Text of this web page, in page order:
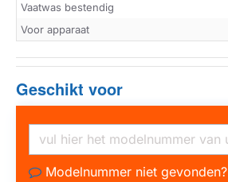
Vaatwas bestendig
Voor apparaat
Geschikt voor
Modelnummer niet gevonden?